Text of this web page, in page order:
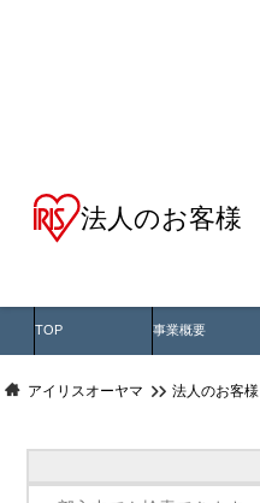
法人のお客様
TOP 事業概要
アイリスオーヤマ 法人のお客様